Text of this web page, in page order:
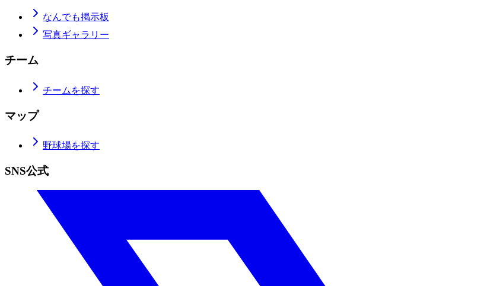
なんでも掲示板
写真ギャラリー
チーム
チームを探す
マップ
野球場を探す
SNS公式